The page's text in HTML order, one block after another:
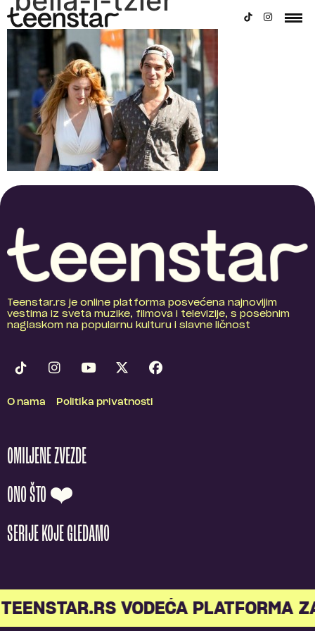
Teenstar.rs je online platforma posvećena najnovijim
vestima iz sveta muzike, filmova i televizije, s posebnim
naglaskom na popularnu kulturu i slavne ličnost
O nama Politika privatnosti
OMILJENE ZVEZDE
ONO ŠTO ❤️
SERIJE KOJE GLEDAMO
VODEĆA PLATFORMA